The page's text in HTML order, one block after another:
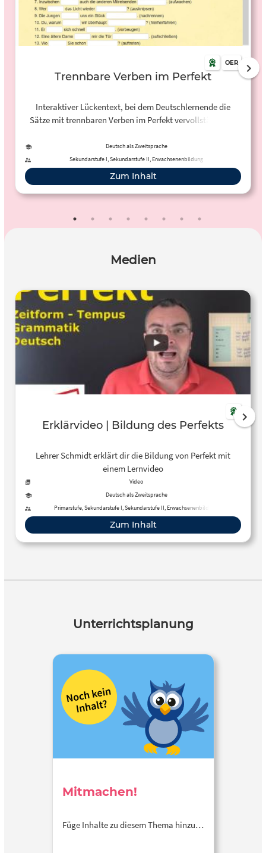
OER
Trennbare Verben im Perfekt
Interaktiver Lückentext, bei dem Deutschlernende die
Sätze mit trennbaren Verben im Perfekt vervollständigen
Deutsch als Zweitsprache
Sekundarstufe I, Sekundarstufe II, Erwachsenenbildung
Zum Inhalt
Medien
Erklärvideo | Bildung des Perfekts
Lehrer Schmidt erklärt dir die Bildung von Perfekt mit
einem Lernvideo
Video
Deutsch als Zweitsprache
Primarstufe, Sekundarstufe I, Sekundarstufe II, Erwachsenenbildung
Zum Inhalt
Unterrichtsplanung
Mitmachen!
Füge Inhalte zu diesem Thema hinzu…